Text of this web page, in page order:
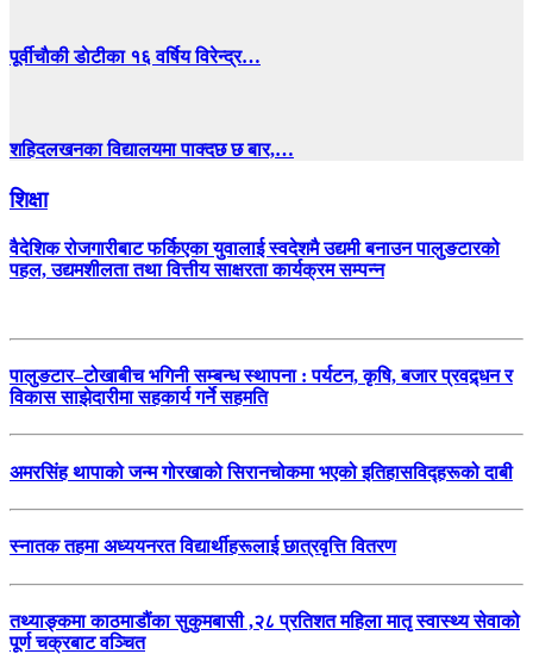
पूर्वीचाैकी डाेटीका १६ वर्षिय विरेन्द्र…
शहिदलखनका विद्यालयमा पाक्दछ छ बार,…
शिक्षा
वैदेशिक रोजगारीबाट फर्किएका युवालाई स्वदेशमै उद्यमी बनाउन पालुङटारको
पहल, उद्यमशीलता तथा वित्तीय साक्षरता कार्यक्रम सम्पन्न
पालुङटार–टोखाबीच भगिनी सम्बन्ध स्थापना : पर्यटन, कृषि, बजार प्रवद्र्धन र
विकास साझेदारीमा सहकार्य गर्ने सहमति
अमरसिंह थापाको जन्म गोरखाको सिरानचोकमा भएको इतिहासविद्हरूको दाबी
स्नातक तहमा अध्ययनरत विद्यार्थीहरूलाई छात्रवृत्ति वितरण
तथ्याङ्कमा काठमाडौंका सुकुमबासी ,२८ प्रतिशत महिला मातृ स्वास्थ्य सेवाको
पूर्ण चक्रबाट वञ्चित